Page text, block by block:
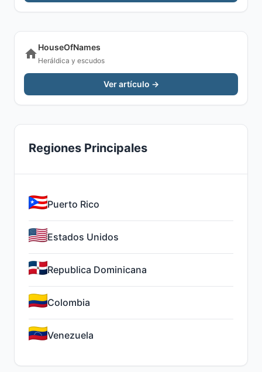
HouseOfNames
Heráldica y escudos
Ver artículo →
Regiones Principales
Puerto Rico
Estados Unidos
Republica Dominicana
Colombia
Venezuela